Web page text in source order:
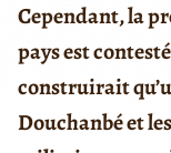
Cependant, la
pays est
construirait
Douchanbé et